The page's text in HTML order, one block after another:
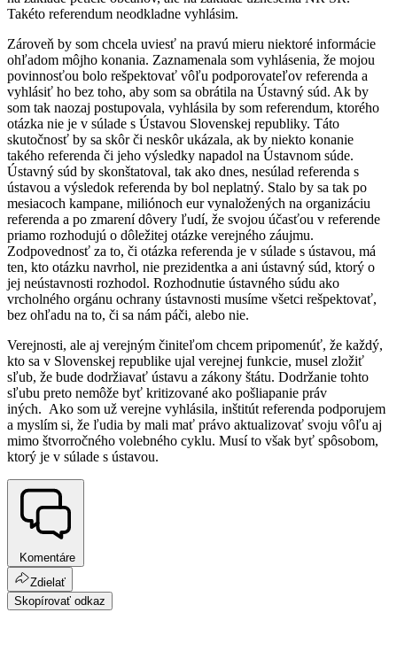
Takéto referendum neodkladne vyhlásim.
Zároveň by som chcela uviesť na pravú mieru niektoré informácie
ohľadom môjho konania. Zaznamenala som vyhlásenia, že mojou
povinnosťou bolo rešpektovať vôľu podporovateľov referenda a
vyhlásiť ho bez toho, aby som sa obrátila na Ústavný súd. Ak by
som tak naozaj postupovala, vyhlásila by som referendum, ktorého
otázka nie je v súlade s Ústavou Slovenskej republiky. Táto
skutočnosť by sa skôr či neskôr ukázala, ak by niekto konanie
takého referenda či jeho výsledky napadol na Ústavnom súde.
Ústavný súd by skonštatoval, tak ako dnes, nesúlad referenda s
ústavou a výsledok referenda by bol neplatný. Stalo by sa tak po
mesiacoch kampane, miliónoch eur vynaložených na organizáciu
referenda a po zmarení dôvery ľudí, že svojou účasťou v referende
priamo rozhodujú o dôležitej otázke verejného záujmu.
Zodpovednosť za to, či otázka referenda je v súlade s ústavou, má
ten, kto otázku navrhol, nie prezidentka a ani ústavný súd, ktorý o
jej neústavnosti rozhodol. Rozhodnutie ústavného súdu ako
vrcholného orgánu ochrany ústavnosti musíme všetci rešpektovať,
bez ohľadu na to, či sa nám páči, alebo nie.
Verejnosti, ale aj verejným činiteľom chcem pripomenúť, že každý,
kto sa v Slovenskej republike ujal verejnej funkcie, musel zložiť
sľub, že bude dodržiavať ústavu a zákony štátu. Dodržanie tohto
sľubu preto nemôže byť kritizované ako pošliapanie práv
iných. Ako som už verejne vyhlásila, inštitút referenda podporujem
a myslím si, že ľudia by mali mať právo aktualizovať svoju vôľu aj
mimo štvorročného volebného cyklu. Musí to však byť spôsobom,
ktorý je v súlade s ústavou.
Komentáre
Zdielať
Skopírovať odkaz